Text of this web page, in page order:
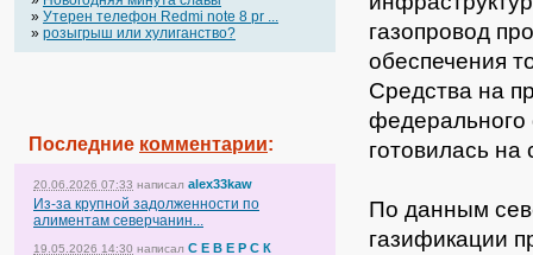
» Утерен телефон Redmi note 8 pr ...
» розыгрыш или хулиганство?
Последние комментарии:
20.06.2026 07:33 написал alex33kaw
Из-за крупной задолженности по
алиментам северчанин...
19.05.2026 14:30 написал С Е В Е Р С К
газопровод
обеспечения
Средства на
готовилась на
По данным
газификации